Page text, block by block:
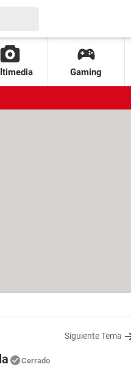
Gaming
Siguiente Tema
Cerrado